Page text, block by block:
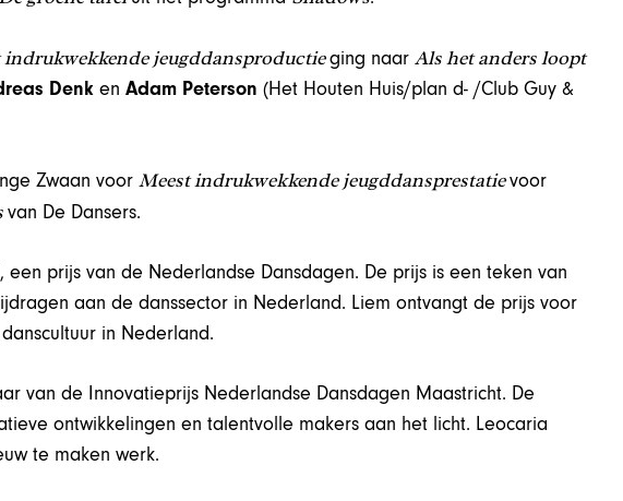
indrukwekkende jeugddansproductieging naarAls het anders loopt
DenkenAdam Peterson(Het Houten Huis/plan d- /Club Guy &
Zwaan voorMeest indrukwekkende jeugddansprestatievoor
van De Dansers.
een prijs van de Nederlandse Dansdagen. De prijs is een teken van
aan de danssector in Nederland. Liem ontvangt de prijs voor
in Nederland.
van de Innovatieprijs Nederlandse Dansdagen Maastricht. De
ontwikkelingen en talentvolle makers aan het licht. Leocaria
te maken werk.